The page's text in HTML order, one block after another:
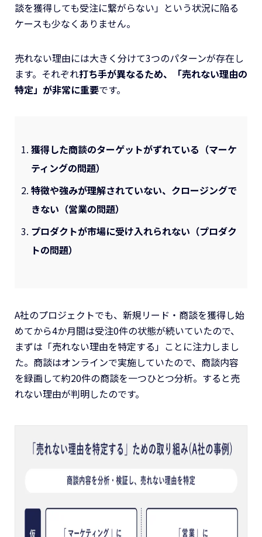
談を獲得しても受注に繋がらない」という状況に陥る
ケースも少なくありません。
売れない理由には大きく分けて3つのパターンが存在し
ます。それぞれ打ち手が異なるため、「売れない理由の
特定」が非常に重要です。
獲得した商談のターゲットがずれている（マーケ
ティングの問題）
特徴や強みが理解されていない、クロージングで
きない（営業の問題）
プロダクトが市場に受け入れられない（プロダク
トの問題）
A社のプロジェクトでも、新規リード・商談を獲得し始
めてから4か月間は受注0件の状態が続いていたので、
まずは「売れない理由を特定する」ことに注力しまし
た。商談はオンラインで実施していたので、商談内容
を録画して約20件の商談を一つひとつ分析。すると売
れない理由が判明したのです。